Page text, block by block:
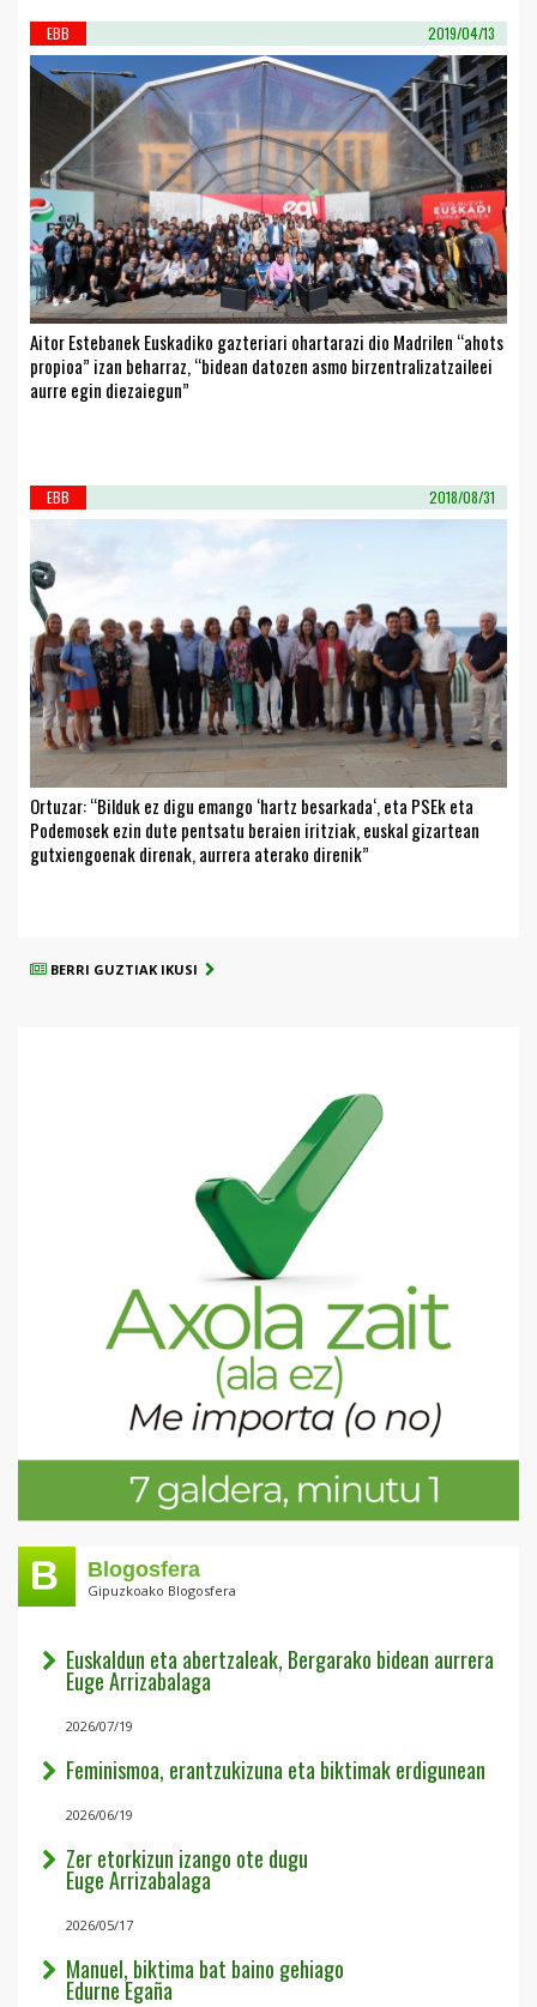
EBB 2019/04/13
Aitor Estebanek Euskadiko gazteriari ohartarazi dio Madrilen “ahots
propioa” izan beharraz, “bidean datozen asmo birzentralizatzaileei
aurre egin diezaiegun”
EBB 2018/08/31
Ortuzar: “Bilduk ez digu emango ‘hartz besarkada‘, eta PSEk eta
Podemosek ezin dute pentsatu beraien iritziak, euskal gizartean
gutxiengoenak direnak, aurrera aterako direnik”
BERRI GUZTIAK IKUSI
Blogosfera
Gipuzkoako Blogosfera
Euskaldun eta abertzaleak, Bergarako bidean aurrera
Euge Arrizabalaga
2026/07/19
Feminismoa, erantzukizuna eta biktimak erdigunean
2026/06/19
Zer etorkizun izango ote dugu
Euge Arrizabalaga
2026/05/17
Manuel, biktima bat baino gehiago
Edurne Egaña